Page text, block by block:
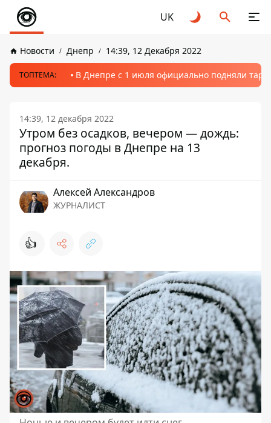
UK
Новости Днепр 14:39, 12 Декабря 2022
ТОПТЕМА: В Днепре с 1 июля официально подняли
14:39, 12 декабря 2022
Утром без осадков, вечером — дождь:
прогноз погоды в Днепре на 13
декабря.
Алексей Александров
ЖУРНАЛИСТ
👍